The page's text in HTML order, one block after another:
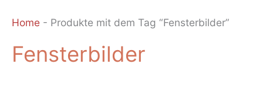
Home - Produkte mit dem Tag “Fensterbilder”
Fensterbilder